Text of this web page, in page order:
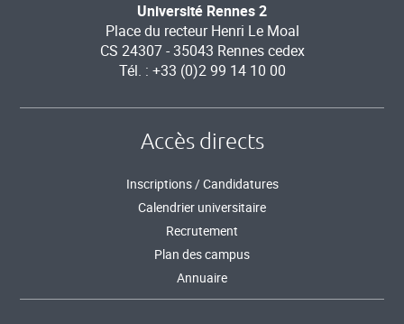
Université Rennes 2
Place du recteur Henri Le Moal
CS 24307 - 35043 Rennes cedex
Tél. : +33 (0)2 99 14 10 00
Accès directs
Inscriptions / Candidatures
Calendrier universitaire
Recrutement
Plan des campus
Annuaire